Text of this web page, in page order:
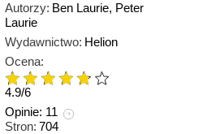
Autorzy: Ben Laurie, Peter
Laurie
Wydawnictwo: Helion
Ocena:
4.9/6
Opinie: 11
Stron: 704